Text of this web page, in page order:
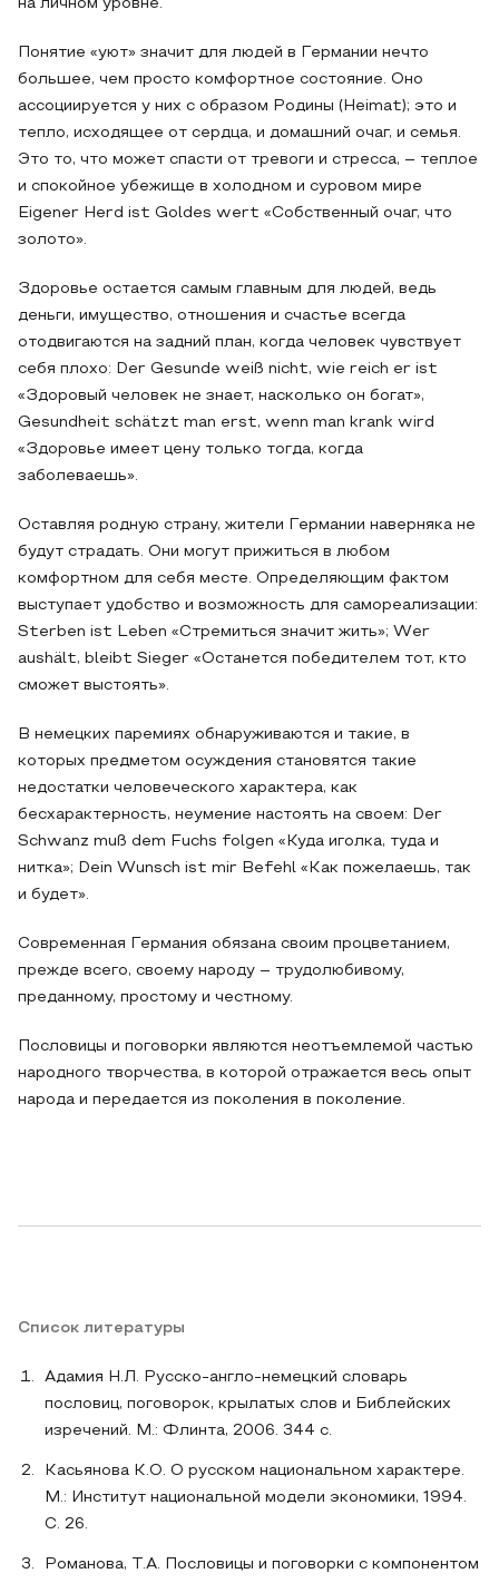
на личном уровне.
Понятие «уют» значит для людей в Германии нечто
большее, чем просто комфортное состояние. Оно
ассоциируется у них с образом Родины (Heimat); это и
тепло, исходящее от сердца, и домашний очаг, и семья.
Это то, что может спасти от тревоги и стресса, – теплое
и спокойное убежище в холодном и суровом мире
Eigener Herd ist Goldes wert «Собственный очаг, что
золото».
Здоровье остается самым главным для людей, ведь
деньги, имущество, отношения и счастье всегда
отодвигаются на задний план, когда человек чувствует
себя плохо: Der Gesunde weiß nicht, wie reich er ist
«Здоровый человек не знает, насколько он богат»,
Gesundheit schätzt man erst, wenn man krank wird
«Здоровье имеет цену только тогда, когда
заболеваешь».
Оставляя родную страну, жители Германии наверняка не
будут страдать. Они могут прижиться в любом
комфортном для себя месте. Определяющим фактом
выступает удобство и возможность для самореализации:
Stеrben ist Lebеn «Стремиться значит жить»; Wеr
aushält, blеibt Siеger «Останется победителем тот, кто
сможет выстоять».
В немецких паремиях обнаруживаются и такие, в
которых предметом осуждения становятся такие
недостатки человеческого характера, как
бесхарактерность, неумение настоять на своем: Der
Schwаnz muß dеm Fuchs fоlgen «Куда иголка, туда и
нитка»; Dеin Wunsch ist mir Befеhl «Как пожелаешь, так
и будет».
Современная Германия обязана своим процветанием,
прежде всего, своему народу – трудолюбивому,
преданному, простому и честному.
Пословицы и поговорки являются неотъемлемой частью
народного творчества, в которой отражается весь опыт
народа и передается из поколения в поколение.
Список литературы
Адамия Н.Л. Русско-англо-немецкий словарь
пословиц, поговорок, крылатых слов и Библейских
изречений. М.: Флинта, 2006. 344 с.
Касьянова К.О. О русском национальном характере.
М.: Институт национальной модели экономики, 1994.
С. 26.
Pоманова, T.А. Пословицы и поговорки с компонентом